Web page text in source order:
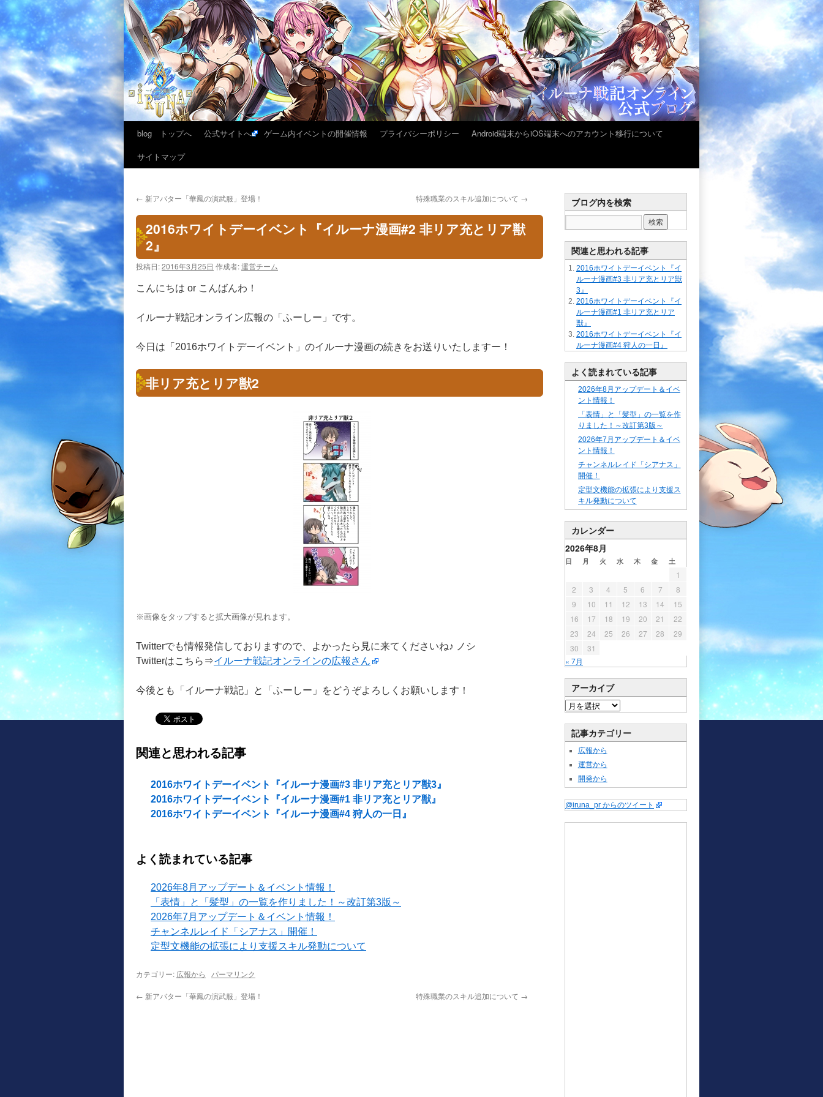
blog トップへ 公式サイトへ ゲーム内イベントの開催情報 プライバシーポリシー
Android端末からiOS端末へのアカウント移行について
サイトマップ
← 新アバター「華鳳の演武服」登場！ 特殊職業のスキル追加について →
2016ホワイトデーイベント『イルーナ漫画#2 非リア充とリア獣
2』
投稿日:2016年3月25日 作成者:運営チーム
こんにちは or こんばんわ！
イルーナ戦記オンライン広報の「ふーしー」です。
今日は「2016ホワイトデーイベント」のイルーナ漫画の続きをお送りいたしますー！
非リア充とリア獣2
※画像をタップすると拡大画像が見れます。
Twitterでも情報発信しておりますので、よかったら見に来てくださいね♪ ノシ
Twitterはこちら⇒イルーナ戦記オンラインの広報さん
今後とも「イルーナ戦記」と「ふーしー」をどうぞよろしくお願いします！
関連と思われる記事
2016ホワイトデーイベント『イルーナ漫画#3 非リア充とリア獣3』
2016ホワイトデーイベント『イルーナ漫画#1 非リア充とリア獣』
2016ホワイトデーイベント『イルーナ漫画#4 狩人の一日』
よく読まれている記事
2026年8月アップデート＆イベント情報！
「表情」と「髪型」の一覧を作りました！～改訂第3版～
2026年7月アップデート＆イベント情報！
チャンネルレイド「シアナス」開催！
定型文機能の拡張により支援スキル発動について
カテゴリー: 広報から パーマリンク
← 新アバター「華鳳の演武服」登場！ 特殊職業のスキル追加について →
ブログ内を検索
関連と思われる記事
2016ホワイトデーイベント『イ
ルーナ漫画#3 非リア充とリア獣
3』
2016ホワイトデーイベント『イ
ルーナ漫画#1 非リア充とリア
獣』
2016ホワイトデーイベント『イ
ルーナ漫画#4 狩人の一日』
よく読まれている記事
2026年8月アップデート＆イベ
ント情報！
「表情」と「髪型」の一覧を作
りました！～改訂第3版～
2026年7月アップデート＆イベ
ント情報！
チャンネルレイド「シアナス」
開催！
定型文機能の拡張により支援ス
キル発動について
カレンダー
2026年8月
日 月 火 水 木 金 土
« 7月
1
2
3 4 5 6 7
8
9
10 11 12 13 14
15
16
17 18 19 20 21
22
23
24 25 26 27 28
29
30
31
アーカイブ
記事カテゴリー
広報から
運営から
開発から
@iruna_pr からのツイート